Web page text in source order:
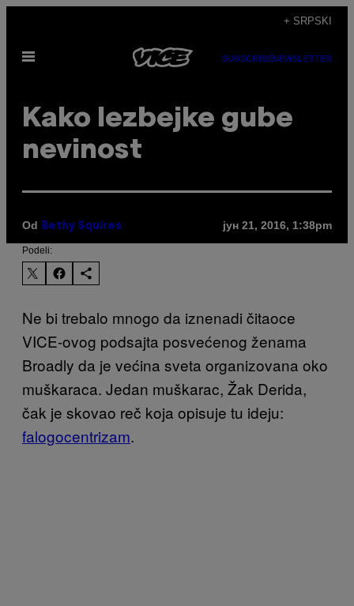
садржај
+ SRPSKI
Otvori
SUBSCRIBENEWSLETTER
​Kako lezbejke gube
nevinost
Od Bethy Squires јун 21, 2016, 1:38pm
Podeli:
Ne bi trebalo mnogo da iznenadi čitaoce
VICE-ovog podsajta posvećenog ženama
Broadly da je većina sveta organizovana oko
muškaraca. Jedan muškarac, Žak Derida,
čak je skovao reč koja opisuje tu ideju:
falogocentrizam.